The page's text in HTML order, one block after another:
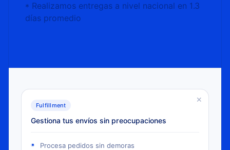
* Realizamos entregas a nivel nacional en 1.3
días promedio
×
Fulfillment
Gestiona tus envíos sin preocupaciones
Procesa pedidos sin demoras